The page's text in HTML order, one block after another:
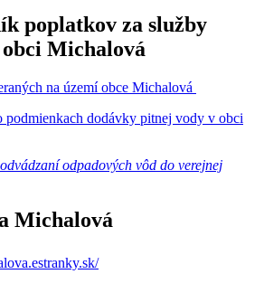
poplatkov za služby
Michalová
na území obce Michalová
dodávky pitnej vody v obci
odpadových vôd do verejnej
Michalová